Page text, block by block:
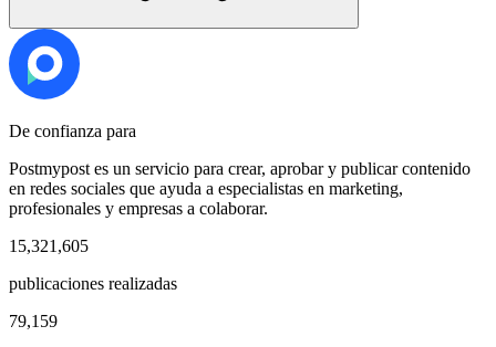
De confianza para
Postmypost es un servicio para crear, aprobar y publicar contenido
en redes sociales que ayuda a especialistas en marketing,
profesionales y empresas a colaborar.
15,321,605
publicaciones realizadas
79,159